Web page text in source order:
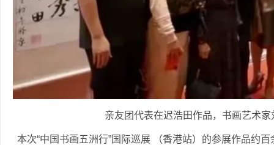
亲友团代表在迟浩田作品，书画艺术
本次“中国书画五洲行”国际巡展 （香港站）的参展作品约